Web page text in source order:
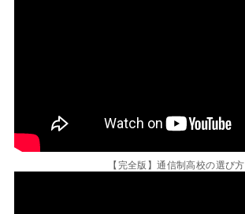
【完全版】通信制高校の選び方